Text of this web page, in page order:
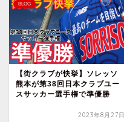
BLOG
【街クラブが快挙】ソレッソ
熊本が第38回日本クラブユー
スサッカー選手権で準優勝
2023年8月27日